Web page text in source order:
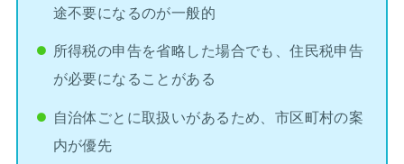
途不要になるのが一般的
所得税の申告を省略した場合でも、住民税申告
が必要になることがある
自治体ごとに取扱いがあるため、市区町村の案
内が優先